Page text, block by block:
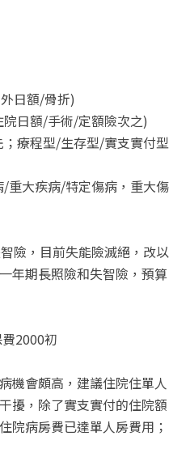
日額/骨折)
日額/手術/定額險次之)
療程型/生存型/實支實付型
重大疾病/特定傷病，重大傷
險，目前失能險滅絕，改以
年期長照險和失智險，預算
2000初
機會頗高，建議住院住單人
擾，除了實支實付的住院額
院病房費已達單人房費用；